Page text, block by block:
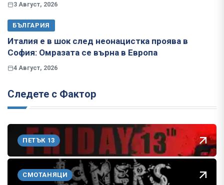
3 Август, 2026
БЪЛГАРИЯ
Италия е в шок след неонацистка проява в
София: Омразата се върна в Европа
4 Август, 2026
Следете с Фактор
ПЕТЪК 13
СМОТАНЯЦИ